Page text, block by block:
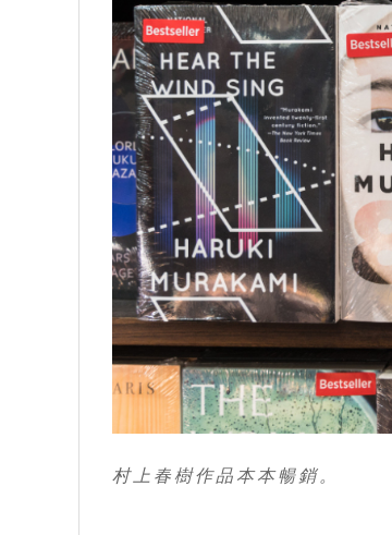
村上春樹作品本本暢銷。